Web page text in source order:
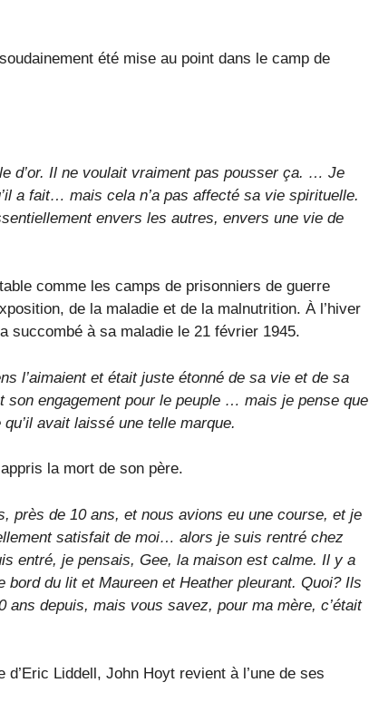
été mise au point dans le camp de
d’or. Il ne voulait vraiment pas pousser ça. … Je
a fait… mais cela n’a pas affecté sa vie spirituelle.
envers les autres, envers une vie de
comme les camps de prisonniers de guerre
de la maladie et de la malnutrition. À l’hiver
succombé à sa maladie le 21 février 1945.
l’aimaient et était juste étonné de sa vie et de sa
engagement pour le peuple … mais je pense que
avait laissé une telle marque.
la mort de son père.
près de 10 ans, et nous avions eu une course, et je
satisfait de moi… alors je suis rentré chez
entré, je pensais, Gee, la maison est calme. Il y a
du lit et Maureen et Heather pleurant. Quoi? Ils
depuis, mais vous savez, pour ma mère, c’était
Liddell, John Hoyt revient à l’une de ses